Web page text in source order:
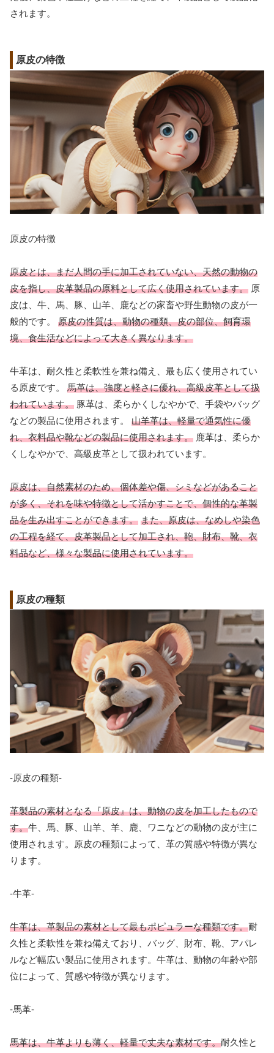
されます。
原皮の特徴
原皮の特徴
原皮とは、まだ人間の手に加工されていない、天然の動物の
皮を指し、皮革製品の原料として広く使用されています。 原
皮は、牛、馬、豚、山羊、鹿などの家畜や野生動物の皮が一
般的です。 原皮の性質は、動物の種類、皮の部位、飼育環
境、食生活などによって大きく異なります。
牛革は、耐久性と柔軟性を兼ね備え、最も広く使用されてい
る原皮です。 馬革は、強度と軽さに優れ、高級皮革として扱
われています。 豚革は、柔らかくしなやかで、手袋やバッグ
などの製品に使用されます。 山羊革は、軽量で通気性に優
れ、衣料品や靴などの製品に使用されます。 鹿革は、柔らか
くしなやかで、高級皮革として扱われています。
原皮は、自然素材のため、個体差や傷、シミなどがあること
が多く、それを味や特徴として活かすことで、個性的な革製
品を生み出すことができます。 また、原皮は、なめしや染色
の工程を経て、皮革製品として加工され、鞄、財布、靴、衣
料品など、様々な製品に使用されています。
原皮の種類
-原皮の種類-
革製品の素材となる『原皮』は、動物の皮を加工したもので
す。牛、馬、豚、山羊、羊、鹿、ワニなどの動物の皮が主に
使用されます。原皮の種類によって、革の質感や特徴が異な
ります。
-牛革-
牛革は、革製品の素材として最もポピュラーな種類です。耐
久性と柔軟性を兼ね備えており、バッグ、財布、靴、アパレ
ルなど幅広い製品に使用されます。牛革は、動物の年齢や部
位によって、質感や特徴が異なります。
-馬革-
馬革は、牛革よりも薄く、軽量で丈夫な素材です。耐久性と